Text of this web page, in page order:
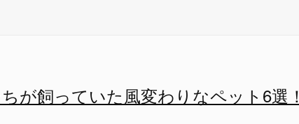
が飼っていた風変わりなペット6選！